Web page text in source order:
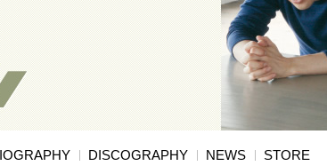
DISCOGRAPHY NEWS STORE